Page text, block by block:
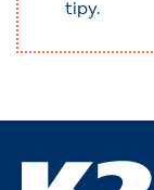
tipy.